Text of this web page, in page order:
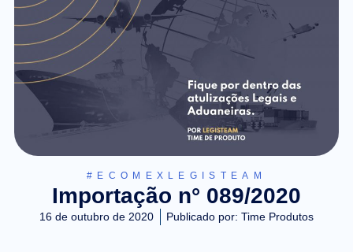
#ECOMEXLEGISTEAM
Importação n° 089/2020
16 de outubro de 2020 Publicado por: Time Produtos